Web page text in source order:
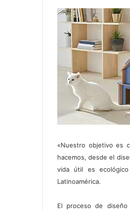
«Nuestro objetivo es
hacemos, desde el
vida útil es ecológico
Latinoamérica.
El proceso de